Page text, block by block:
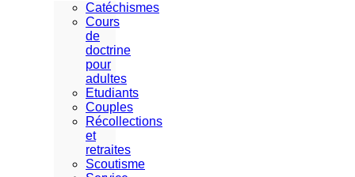
Catéchismes
Cours
de
doctrine
pour
adultes
Etudiants
Couples
Récollections
et
retraites
Scoutisme